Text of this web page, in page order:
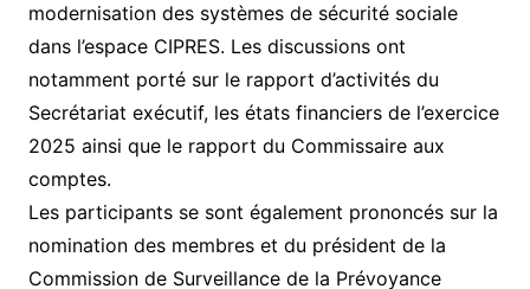
modernisation des systèmes de sécurité sociale
dans l’espace CIPRES. Les discussions ont
notamment porté sur le rapport d’activités du
Secrétariat exécutif, les états financiers de l’exercice
2025 ainsi que le rapport du Commissaire aux
comptes.
Les participants se sont également prononcés sur la
nomination des membres et du président de la
Commission de Surveillance de la Prévoyance